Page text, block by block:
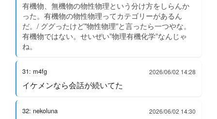
有機物、無機物の物性物理という分け方をしらんか
った。有機物の物性物理ってカテゴリーがあるん
だ。/ ググったけど"物性物理”と言ったら一つやな。
有機物ではない。せいぜい”物理有機化学”なんじゃ
ね。
31: m4fg 2026/06/02 14:28
イケメンなら会話が続いてた
32: nekoluna 2026/06/02 14:30